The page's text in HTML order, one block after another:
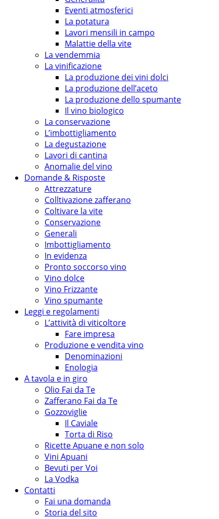
Eventi atmosferici
La potatura
Lavori mensili in campo
Malattie della vite
La vendemmia
La vinificazione
La produzione dei vini dolci
La produzione dell’aceto
La produzione dello spumante
Il vino biologico
La conservazione
L’imbottigliamento
La degustazione
Lavori di cantina
Anomalie del vino
Domande & Risposte
Attrezzature
Colltivazione zafferano
Coltivare la vite
Conservazione
Generali
Imbottigliamento
In evidenza
Pronto soccorso vino
Vino dolce
Vino Frizzante
Vino spumante
Leggi e regolamenti
L’attività di viticoltore
Fare impresa
Produzione e vendita vino
Denominazioni
Enologia
A tavola e in giro
Olio Fai da Te
Zafferano Fai da Te
Gozzoviglie
Il Caviale
Torta di Riso
Ricette Apuane e non solo
Vini Apuani
Bevuti per Voi
La Vodka
Contatti
Fai una domanda
Storia del sito